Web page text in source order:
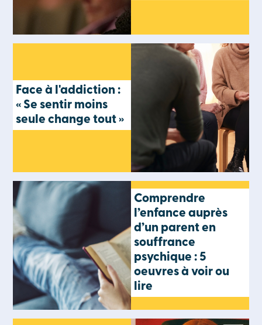
Face à l'addiction :
« Se sentir moins
seule change tout »
Comprendre
l’enfance auprès
d’un parent en
souffrance
psychique : 5
oeuvres à voir ou
lire